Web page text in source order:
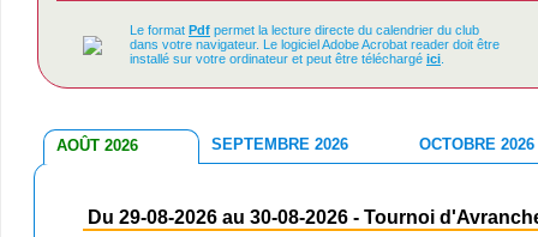
Le format Pdf permet la lecture directe du calendrier du club
dans votre navigateur. Le logiciel Adobe Acrobat reader doit être
installé sur votre ordinateur et peut être téléchargé ici
AOÛT 2026 SEPTEMBRE 2026 OCTOBRE 2026
Du 29-08-2026 au 30-08-2026 - Tournoi